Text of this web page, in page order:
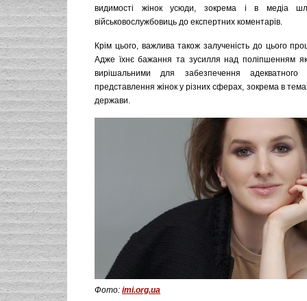
видимості жінок усюди, зокрема і в медіа
військовослужбовиць до експертних коментарів.
Крім цього, важлива також залученість до цього
Адже їхнє бажання та зусилля над поліпшенням
вирішальними для забезпечення адекватного
представлення жінок у різних сферах, зокрема в
держави.
Фото: imi.org.ua